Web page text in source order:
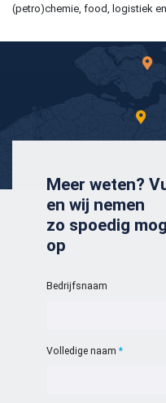
(petro)chemie, food, logistiek
Meer weten?
en wij nemen
zo spoedig
op
Bedrijfsnaam
Volledige naam